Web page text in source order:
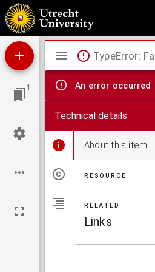
Vergelijkings-tafels tusschen de Hollandsche
1
Mirador
viewer
TypeError:
An error occurred
Technical details
About this item
RESOURCE
RELATED
Links